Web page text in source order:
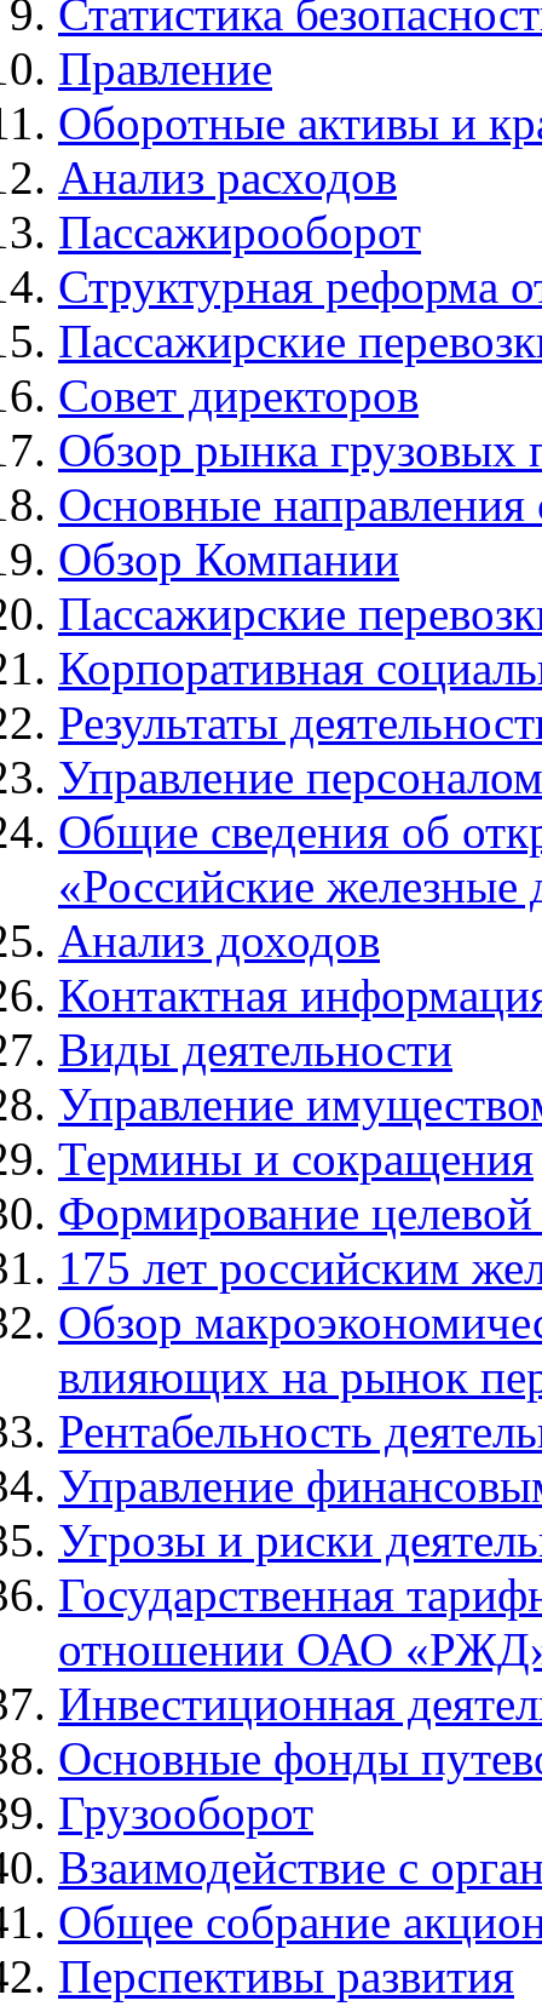
Статистика
Правление
Оборотные активы и
Анализ расходов
Пассажирооборот
Структурная реформа
Пассажирские
Совет директоров
Обзор рынка грузовых
Основные направления
Обзор Компании
Пассажирские
Корпоративная
Результаты
Управление персоналом
Общие сведения об
«Российские железные
Анализ доходов
Контактная
Виды деятельности
Управление
Термины и сокращения
Формирование
175 лет российским
Обзор
влияющих на рынок
Рентабельность
Управление
Угрозы и риски
Государственная
отношении ОАО
Инвестиционная
Основные фонды
Грузооборот
Взаимодействие с
Общее собрание
Перспективы развития